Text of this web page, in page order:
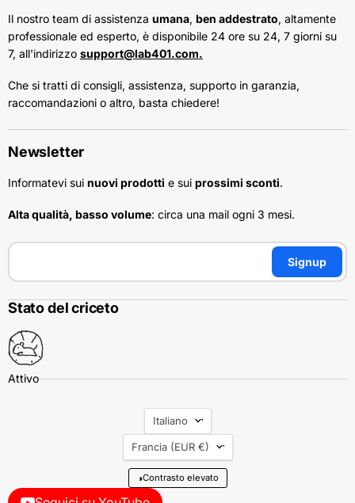
Il nostro team di assistenza umana, ben addestrato, altamente
professionale ed esperto, è disponibile 24 ore su 24, 7 giorni su
7, all'indirizzo support@lab401.com.
Che si tratti di consigli, assistenza, supporto in garanzia,
raccomandazioni o altro, basta chiedere!
Newsletter
Informatevi sui nuovi prodotti e sui prossimi sconti.
Alta qualità, basso volume: circa una mail ogni 3 mesi.
Signup
Stato del criceto
Lingua
Italiano
Nazione
Francia (EUR €)
◑Contrasto elevato